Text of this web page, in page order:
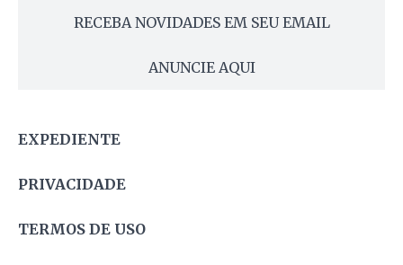
RECEBA NOVIDADES EM SEU EMAIL
ANUNCIE AQUI
EXPEDIENTE
PRIVACIDADE
TERMOS DE USO